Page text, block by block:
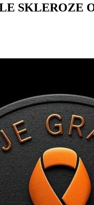
SKLEROZE